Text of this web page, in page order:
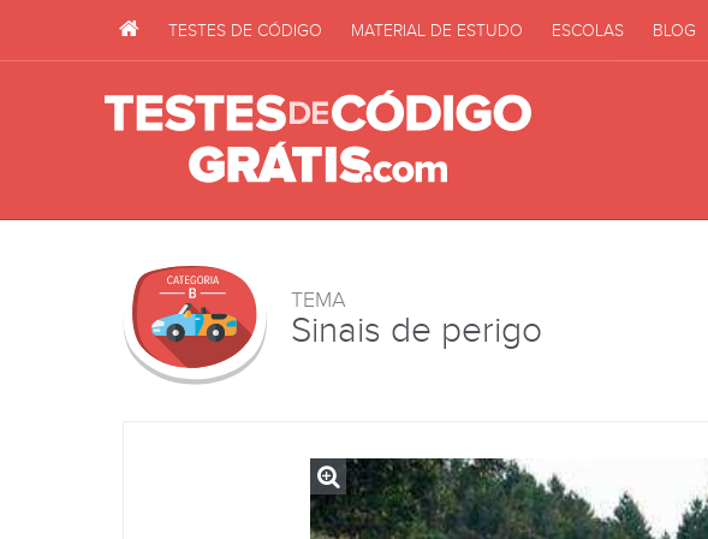
TESTES DE CÓDIGO MATERIAL DE ESTUDO ESCOLAS BLOG
TEMA
Sinais de perigo